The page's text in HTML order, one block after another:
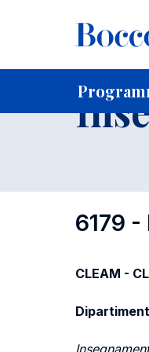
Home Per
6179 -
CLEAM -